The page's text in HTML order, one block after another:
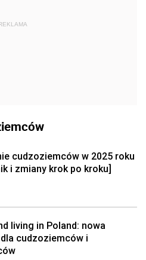
cudzoziemców w 2025 roku
i zmiany krok po kroku]
living in Poland: nowa
cudzoziemców i